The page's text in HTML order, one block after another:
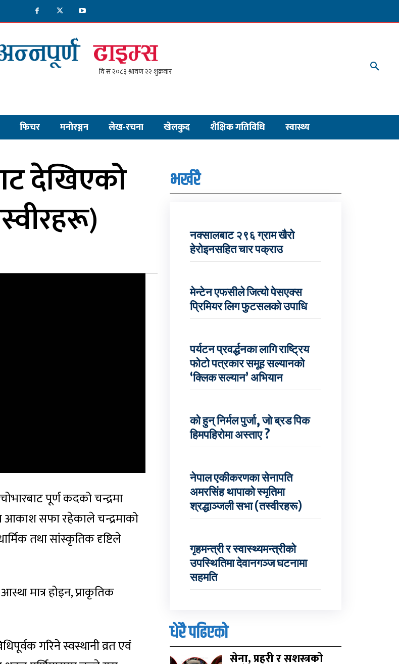
फिचर मनाेरञ्जन लेख-रचना खेलकुद शैक्षिक गतिविधि स्वास्थ्य
देखिएको
पूर्ण कदको चन्द्रमा
सफा रहेकाले चन्द्रमाको
तथा सांस्कृतिक दृष्टिले
मात्र होइन, प्राकृतिक
गरिने स्वस्थानी व्रत एवं
भर्खरै
नक्सालबाट २९६ ग्राम खैरो
हेरोइनसहित चार पक्राउ
मेन्टेन एफसीले जित्यो पेसएक्स
प्रिमियर लिग फुटसलको उपाधि
पर्यटन प्रवर्द्धनका लागि राष्ट्रिय
फोटो पत्रकार समूह सल्यानको
‘क्लिक सल्यान’ अभियान
को हुन् निर्मल पुर्जा, जो ब्रड पिक
हिमपहिरोमा अस्ताए ?
नेपाल एकीकरणका सेनापति
अमरसिंह थापाको स्मृतिमा
श्रद्धाञ्जली सभा (तस्वीरहरू)
गृहमन्त्री र स्वास्थ्यमन्त्रीको
उपस्थितिमा देवानगञ्ज घटनामा
सहमति
धेरै पढिएको
सेना, प्रहरी र सशस्त्रको